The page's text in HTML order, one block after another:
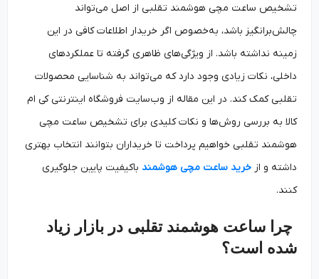
تشخیص ساعت‌ مچی هوشمند تقلبی از اصل می‌تواند
چالش‌برانگیز باشد، به‌خصوص اگر خریدار اطلاعات کافی در این
زمینه نداشته باشد. از ویژگی‌های ظاهری گرفته تا عملکردهای
داخلی، نکات زیادی وجود دارد که می‌تواند به شناسایی محصولات
تقلبی کمک کند. در این مقاله از وب‌سایت‌ فروشگاه اینترنتی کی ام
کالا به بررسی روش‌ها و نکات کلیدی برای تشخیص ساعت‌ مچی
هوشمند تقلبی خواهیم پرداخت تا خریداران بتوانند انتخاب بهتری
داشته و از خرید ساعت‌ مچی هوشمندباکیفیت پایین جلوگیری
کنند.
چرا ساعت هوشمند تقلبی در بازار زیاد
شده است؟